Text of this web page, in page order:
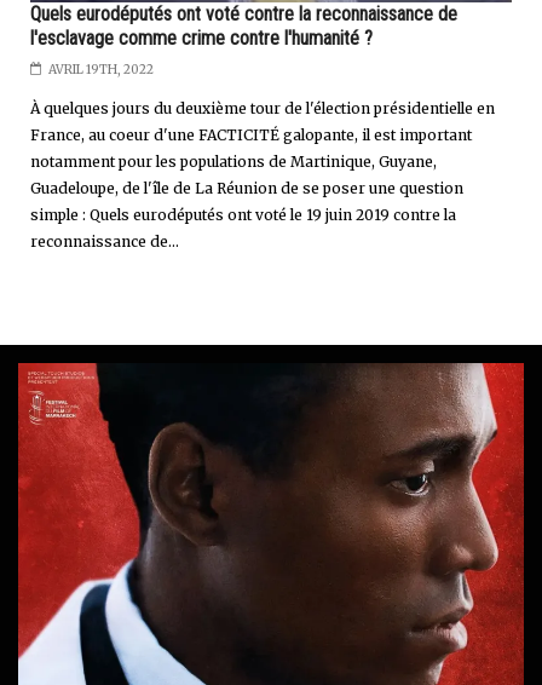
Quels eurodéputés ont voté contre la reconnaissance de
l'esclavage comme crime contre l'humanité­ ?
AVRIL 19TH, 2022
À quelques jours du deuxième tour de l'élection présidentielle en
France, au coeur d'une FACTICITÉ galopante, il est important
notamment pour les populations de Martinique, Guyane,
Guadeloupe, de l'île de La Réunion de se poser une question
simple : Quels eurodéputés ont voté le 19 juin 2019 contre la
reconnaissance de...